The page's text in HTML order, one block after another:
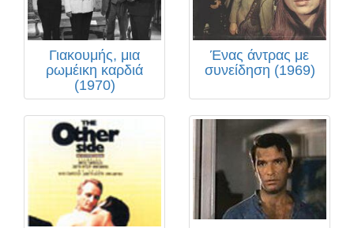
Γιακουμής, μια
ρωμέικη καρδιά
(1970)
Ένας άντρας με
συνείδηση (1969)